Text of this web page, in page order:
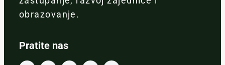
obrazovanje.
Pratite nas